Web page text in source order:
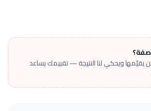
ويحكي لنا النتيجة — تقييمك يساعد